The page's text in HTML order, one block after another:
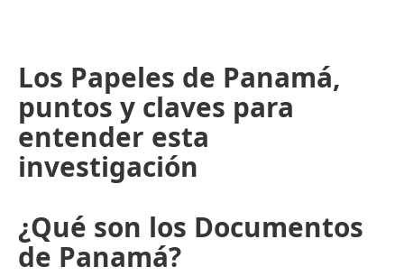
Los Papeles de Panamá,
puntos y claves para
entender esta
investigación
¿Qué son los Documentos
de Panamá?